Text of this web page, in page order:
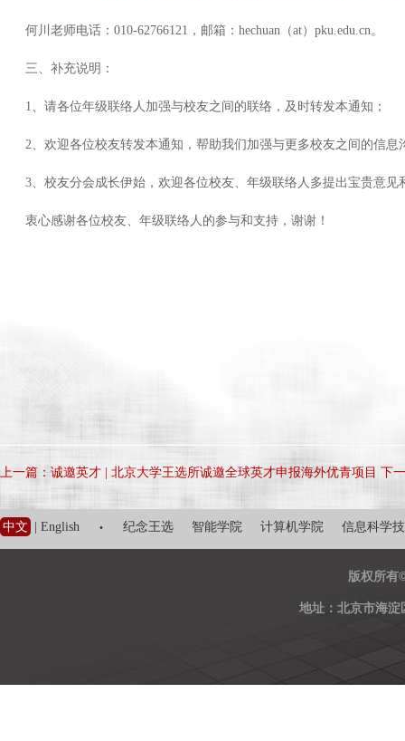
何川老师电话：010-62766121，邮箱：hechuan（at）pku.edu.cn。
三、补充说明：
1、请各位年级联络人加强与校友之间的联络，及时转发本通知；
2、欢迎各位校友转发本通知，帮助我们加强与更多校友之间的信息
3、校友分会成长伊始，欢迎各位校友、年级联络人多提出宝贵意见
衷心感谢各位校友、年级联络人的参与和支持，谢谢！
上一篇：诚邀英才 | 北京大学王选所诚邀全球英才申报海外优青项目 下
中文 English · 纪念王选 智能学院 计算机学院 信息科学
版权所有
地址：北京市海